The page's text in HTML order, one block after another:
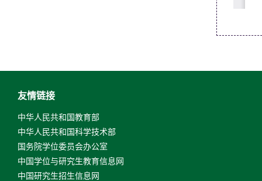
友情链接
中华人民共和国教育部
中华人民共和国科学技术部
国务院学位委员会办公室
中国学位与研究生教育信息网
中国研究生招生信息网